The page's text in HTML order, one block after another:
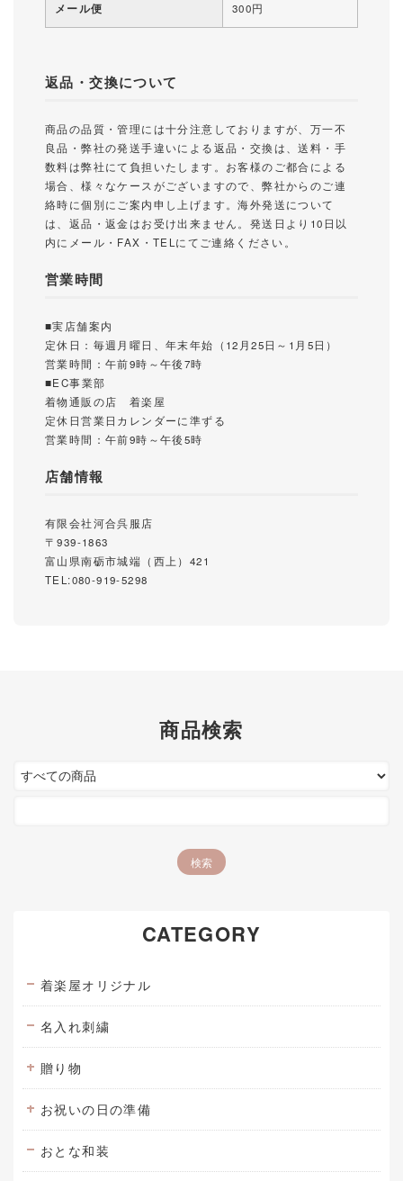
商品検索
CATEGORY
着楽屋オリジナル
名入れ刺繍
贈り物
お祝いの日の準備
おとな和装
メール便 300円
返品・交換について
商品の品質・管理には十分注意しておりますが、万一不
良品・弊社の発送手違いによる返品・交換は、送料・手
数料は弊社にて負担いたします。お客様のご都合による
場合、様々なケースがございますので、弊社からのご連
絡時に個別にご案内申し上げます。海外発送について
は、返品・返金はお受け出来ません。発送日より10日以
内にメール・FAX・TELにてご連絡ください。
営業時間
■実店舗案内
定休日：毎週月曜日、年末年始（12月25日～1月5日）
営業時間：午前9時～午後7時
■EC事業部
着物通販の店 着楽屋
定休日営業日カレンダーに準ずる
営業時間：午前9時～午後5時
店舗情報
有限会社河合呉服店
〒939-1863
富山県南砺市城端（西上）421
TEL:080-919-5298